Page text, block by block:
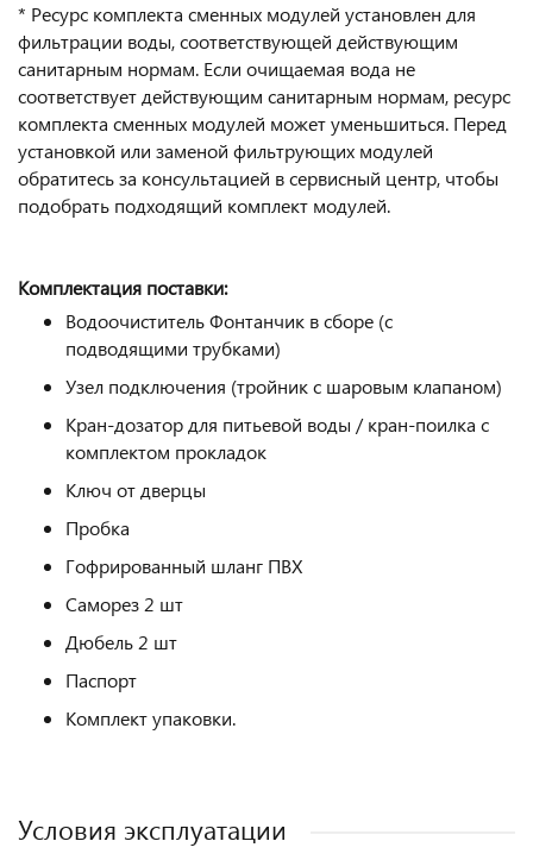
* Ресурс комплекта сменных модулей установлен для
фильтрации воды, соответствующей действующим
санитарным нормам. Если очищаемая вода не
соответствует действующим санитарным нормам, ресурс
комплекта сменных модулей может уменьшиться. Перед
установкой или заменой фильтрующих модулей
обратитесь за консультацией в сервисный центр, чтобы
подобрать подходящий комплект модулей.
Комплектация поставки:
Водоочиститель Фонтанчик в сборе (с
подводящими трубками)
Узел подключения (тройник с шаровым клапаном)
Кран-дозатор для питьевой воды / кран-поилка с
комплектом прокладок
Ключ от дверцы
Пробка
Гофрированный шланг ПВХ
Саморез 2 шт
Дюбель 2 шт
Паспорт
Комплект упаковки.
Условия эксплуатации